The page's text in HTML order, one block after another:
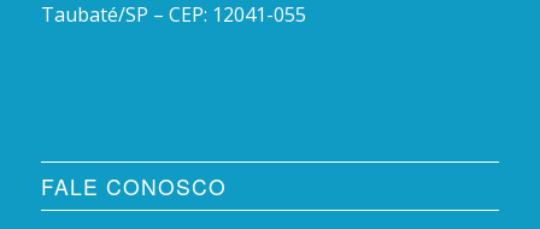
Taubaté/SP – CEP: 12041-055
FALE CONOSCO